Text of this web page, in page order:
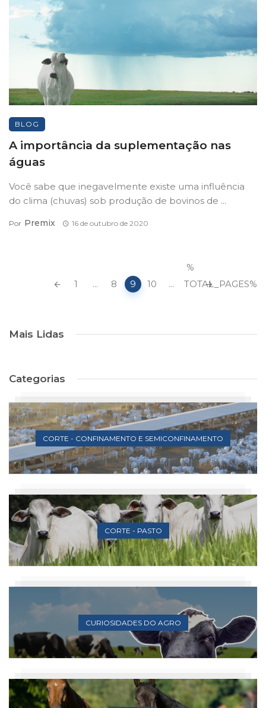
BLOG
A importância da suplementação nas
águas
Você sabe que inegavelmente existe uma influência
do clima (chuvas) sob produção de bovinos de ...
Por Premix 16 de outubro de 2020
postagens
1 ... 8 9 10 ...
%
TOTAL_PAGES%
Mais Lidas
Categorias
CORTE - CONFINAMENTO E SEMICONFINAMENTO
CORTE - PASTO
CURIOSIDADES DO AGRO